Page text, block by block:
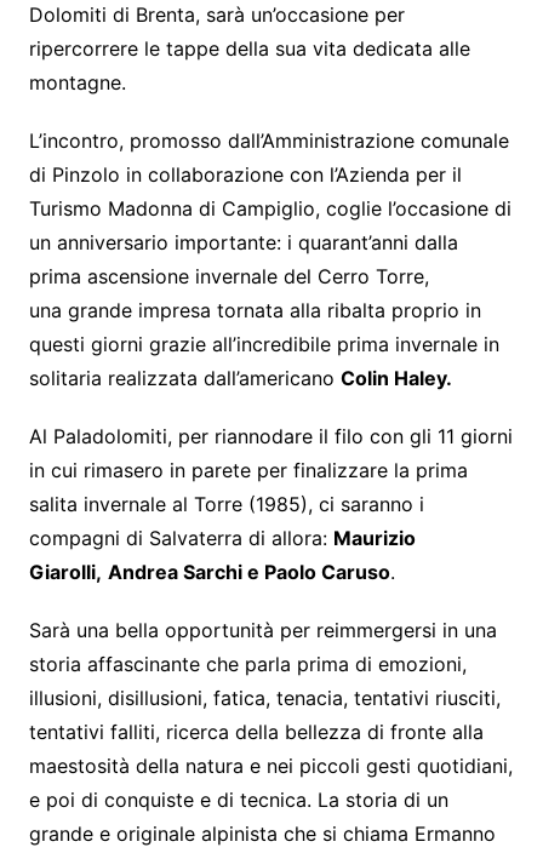
Dolomiti di Brenta, sarà un’occasione per
ripercorrere le tappe della sua vita dedicata alle
montagne.
L’incontro, promosso dall’Amministrazione comunale
di Pinzolo in collaborazione con l’Azienda per il
Turismo Madonna di Campiglio, coglie l’occasione di
un anniversario importante: i quarant’anni dalla
prima ascensione invernale del Cerro Torre,
una grande impresa tornata alla ribalta proprio in
questi giorni grazie all’incredibile prima invernale in
solitaria realizzata dall’americano Colin Haley.
Al Paladolomiti, per riannodare il filo con gli 11 giorni
in cui rimasero in parete per finalizzare la prima
salita invernale al Torre (1985), ci saranno i
compagni di Salvaterra di allora: Maurizio
Giarolli, Andrea Sarchi e Paolo Caruso.
Sarà una bella opportunità per reimmergersi in una
storia affascinante che parla prima di emozioni,
illusioni, disillusioni, fatica, tenacia, tentativi riusciti,
tentativi falliti, ricerca della bellezza di fronte alla
maestosità della natura e nei piccoli gesti quotidiani,
e poi di conquiste e di tecnica. La storia di un
grande e originale alpinista che si chiama Ermanno